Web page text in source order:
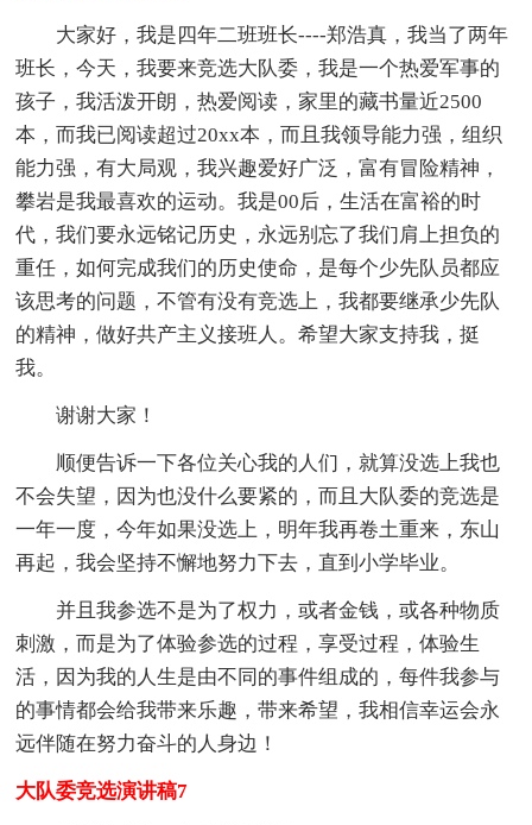
大家好，我是四年二班班长----郑浩真，我当了两年
班长，今天，我要来竞选大队委，我是一个热爱军事的
孩子，我活泼开朗，热爱阅读，家里的藏书量近2500
本，而我已阅读超过20xx本，而且我领导能力强，组织
能力强，有大局观，我兴趣爱好广泛，富有冒险精神，
攀岩是我最喜欢的运动。我是00后，生活在富裕的时
代，我们要永远铭记历史，永远别忘了我们肩上担负的
重任，如何完成我们的历史使命，是每个少先队员都应
该思考的问题，不管有没有竞选上，我都要继承少先队
的精神，做好共产主义接班人。希望大家支持我，挺
我。
谢谢大家！
顺便告诉一下各位关心我的人们，就算没选上我也
不会失望，因为也没什么要紧的，而且大队委的竞选是
一年一度，今年如果没选上，明年我再卷土重来，东山
再起，我会坚持不懈地努力下去，直到小学毕业。
并且我参选不是为了权力，或者金钱，或各种物质
刺激，而是为了体验参选的过程，享受过程，体验生
活，因为我的人生是由不同的事件组成的，每件我参与
的事情都会给我带来乐趣，带来希望，我相信幸运会永
远伴随在努力奋斗的人身边！
大队委竞选演讲稿7